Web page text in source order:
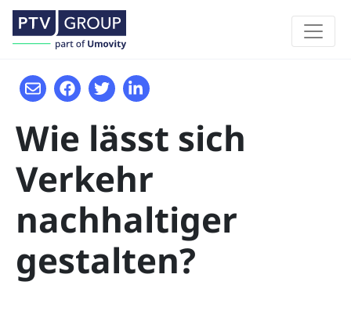
Wie lässt sich
Verkehr
nachhaltiger
gestalten?